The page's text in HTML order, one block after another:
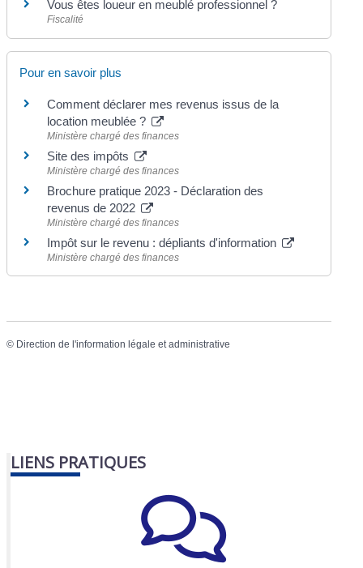
Vous êtes loueur en meublé professionnel ?
Fiscalité
Pour en savoir plus
Comment déclarer mes revenus issus de la
location meublée ?
Ministère chargé des finances
Site des impôts
Ministère chargé des finances
Brochure pratique 2023 - Déclaration des
revenus de 2022
Ministère chargé des finances
Impôt sur le revenu : dépliants d'information
Ministère chargé des finances
© Direction de l'information légale et administrative
LIENS PRATIQUES